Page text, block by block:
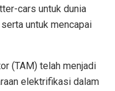
cars untuk dunia
untuk mencapai
(TAM) telah menjadi
elektrifikasi dalam